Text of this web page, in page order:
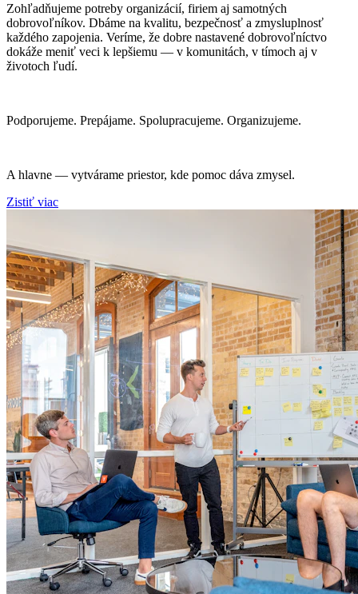
Zohľadňujeme potreby organizácií, firiem aj samotných
dobrovoľníkov. Dbáme na kvalitu, bezpečnosť a zmysluplnosť
každého zapojenia. Veríme, že dobre nastavené dobrovoľníctvo
dokáže meniť veci k lepšiemu — v komunitách, v tímoch aj v
životoch ľudí.
Podporujeme. Prepájame. Spolupracujeme. Organizujeme.
A hlavne — vytvárame priestor, kde pomoc dáva zmysel.
Zistiť viac